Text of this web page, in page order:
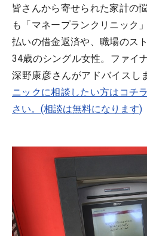
皆さんから寄せられた家計の
も「マネープランクリニック
払いの借金返済や、職場のス
34歳のシングル女性。ファイ
深野康彦さんがアドバイスし
ニックに相談したい方はコチ
さい。(相談は無料になります)